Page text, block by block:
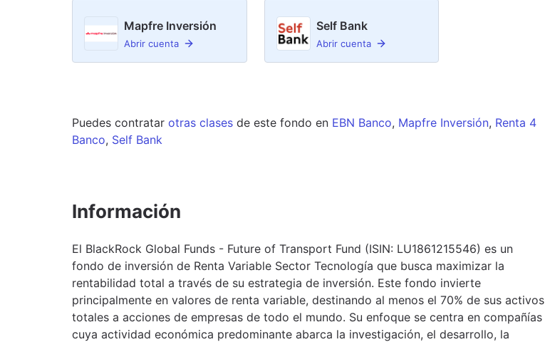
Mapfre Inversión
Abrir cuenta
Self Bank
Abrir cuenta
Puedes contratar otras clases de este fondo en EBN Banco, Mapfre Inversión, Renta 4
Banco, Self Bank
Información
El BlackRock Global Funds - Future of Transport Fund (ISIN: LU1861215546) es un
fondo de inversión de Renta Variable Sector Tecnología que busca maximizar la
rentabilidad total a través de su estrategia de inversión. Este fondo invierte
principalmente en valores de renta variable, destinando al menos el 70% de sus activos
totales a acciones de empresas de todo el mundo. Su enfoque se centra en compañías
cuya actividad económica predominante abarca la investigación, el desarrollo, la